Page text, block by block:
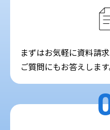
まずはお気軽に資料請
ご質問にもお答えします